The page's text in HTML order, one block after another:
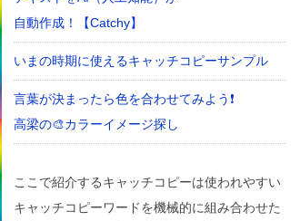
自動作成！【Catchy】
いまの時期に使えるキャッチコピーサンプル
言葉が決まったら色を合わせてみよう❗
高梁の🎨カラーイメージ探し
ここで紹介するキャッチコピーは使われやすい
キャッチコピーワードを機械的に組み合わせた